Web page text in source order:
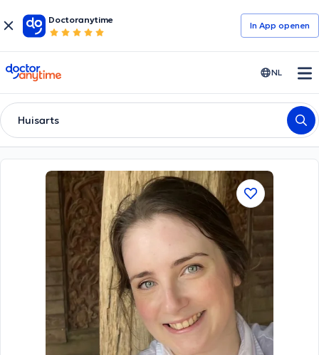
Doctoranytime
In App openen
doctoranytime NL
Huisarts